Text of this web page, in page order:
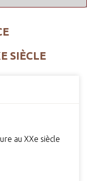
SIÈCLE
au XXe siècle